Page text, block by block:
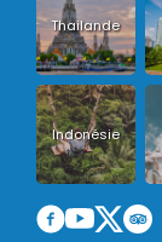
Thailande
Indonésie